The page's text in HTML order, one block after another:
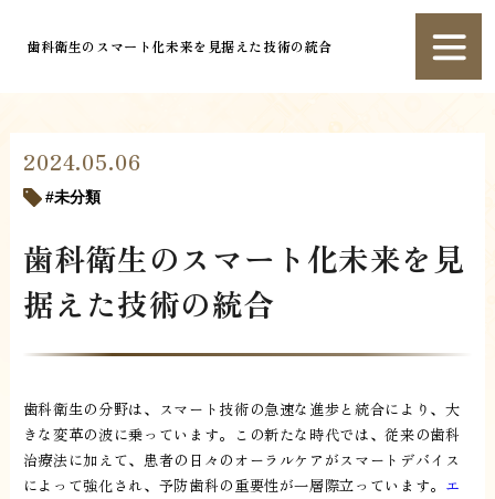
歯科衛生のスマート化未来を見据えた技術の統合
2024.05.06
未分類
歯科衛生のスマート化未来を見
据えた技術の統合
歯科衛生の分野は、スマート技術の急速な進歩と統合により、大
きな変革の波に乗っています。この新たな時代では、従来の歯科
治療法に加えて、患者の日々のオーラルケアがスマートデバイス
によって強化され、予防歯科の重要性が一層際立っています。 エ